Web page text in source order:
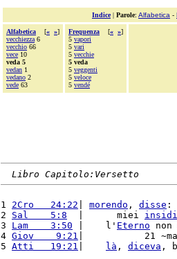
Indice| Parole: Alfabetica -
Alfabetica [« »]
vecchiezza 6
vecchio 66
vece 10
veda 5
vedan 1
vedano 2
vede 63
Frequenza [« »]
5 vapori
5 vari
5 vecchie
5 veda
5 veggenti
5 veloce
5 vendé
Libro Capitolo:Versetto
1 2Cro   24:22 morendo , disse :
2 Sal    5:8
  |      miei
3 Lam    3:50 |    l' Eterno non
4 Giov    9:21 |           21 ~ma
5 Atti   19:21 là , diceva ,